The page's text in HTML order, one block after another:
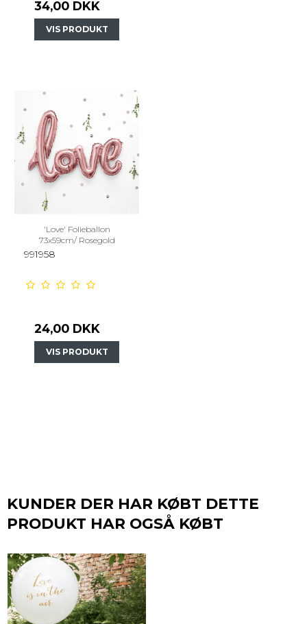
34,00 DKK
VIS PRODUKT
'Love' Folieballon
73x59cm/ Rosegold
991958
24,00 DKK
VIS PRODUKT
KUNDER DER HAR KØBT DETTE
PRODUKT HAR OGSÅ KØBT